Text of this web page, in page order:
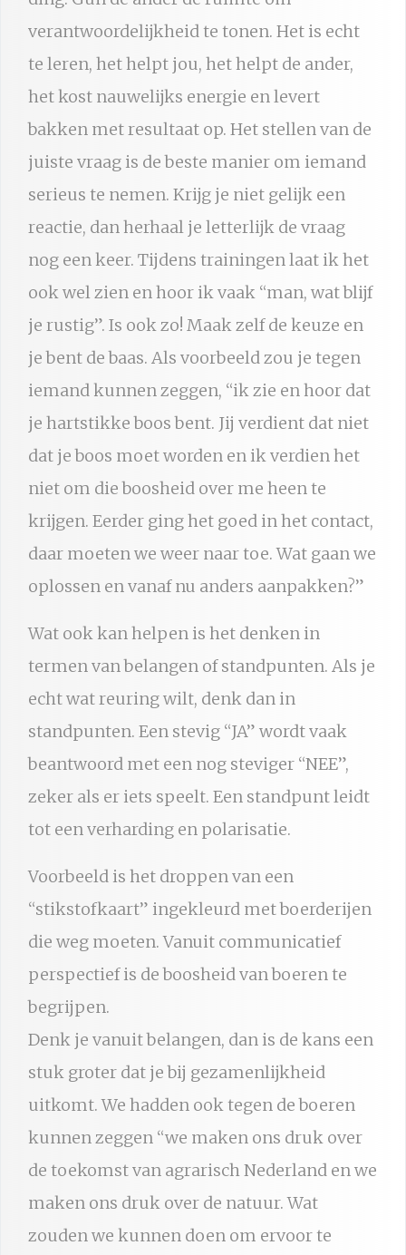
verantwoordelijkheid te tonen. Het is echt
te leren, het helpt jou, het helpt de ander,
het kost nauwelijks energie en levert
bakken met resultaat op. Het stellen van de
juiste vraag is de beste manier om iemand
serieus te nemen. Krijg je niet gelijk een
reactie, dan herhaal je letterlijk de vraag
nog een keer. Tijdens trainingen laat ik het
ook wel zien en hoor ik vaak “man, wat blijf
je rustig”. Is ook zo! Maak zelf de keuze en
je bent de baas. Als voorbeeld zou je tegen
iemand kunnen zeggen, “ik zie en hoor dat
je hartstikke boos bent. Jij verdient dat niet
dat je boos moet worden en ik verdien het
niet om die boosheid over me heen te
krijgen. Eerder ging het goed in het contact,
daar moeten we weer naar toe. Wat gaan we
oplossen en vanaf nu anders aanpakken?”
Wat ook kan helpen is het denken in
termen van belangen of standpunten. Als je
echt wat reuring wilt, denk dan in
standpunten. Een stevig “JA” wordt vaak
beantwoord met een nog steviger “NEE”,
zeker als er iets speelt. Een standpunt leidt
tot een verharding en polarisatie.
Voorbeeld is het droppen van een
“stikstofkaart” ingekleurd met boerderijen
die weg moeten. Vanuit communicatief
perspectief is de boosheid van boeren te
begrijpen.
Denk je vanuit belangen, dan is de kans een
stuk groter dat je bij gezamenlijkheid
uitkomt. We hadden ook tegen de boeren
kunnen zeggen “we maken ons druk over
de toekomst van agrarisch Nederland en we
maken ons druk over de natuur. Wat
zouden we kunnen doen om ervoor te